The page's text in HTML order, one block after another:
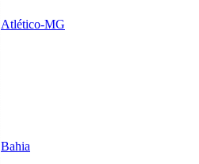
Atlético-MG
Bahia